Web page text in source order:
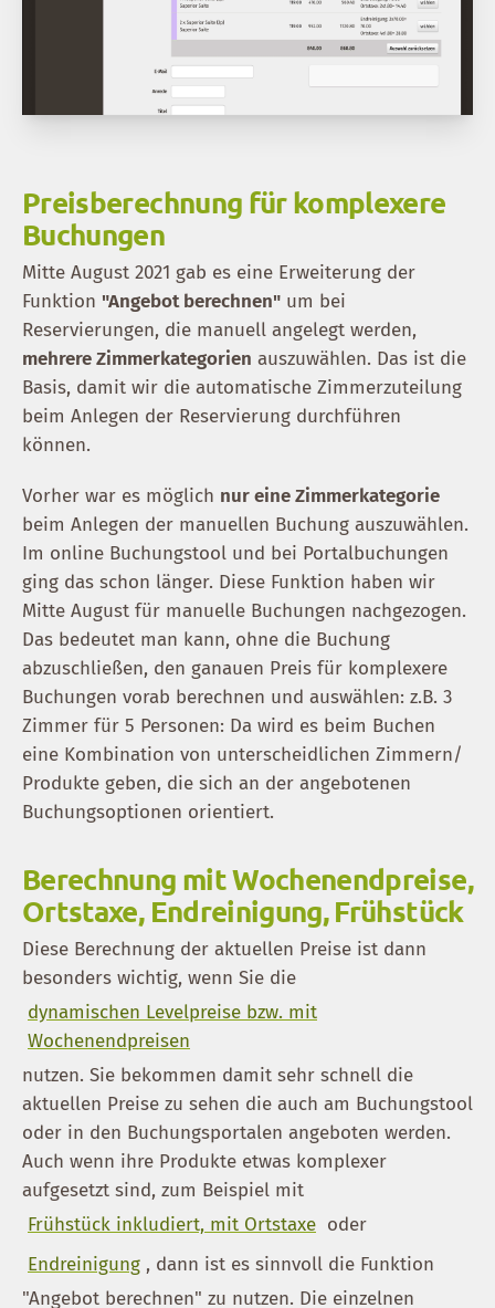
Preisberechnung für komplexere
Buchungen
Mitte August 2021 gab es eine Erweiterung der
Funktion "Angebot berechnen" um bei
Reservierungen, die manuell angelegt werden,
mehrere Zimmerkategorien auszuwählen. Das ist die
Basis, damit wir die automatische Zimmerzuteilung
beim Anlegen der Reservierung durchführen
können.
Vorher war es möglich nur eine Zimmerkategorie
beim Anlegen der manuellen Buchung auszuwählen.
Im online Buchungstool und bei Portalbuchungen
ging das schon länger. Diese Funktion haben wir
Mitte August für manuelle Buchungen nachgezogen.
Das bedeutet man kann, ohne die Buchung
abzuschließen, den ganauen Preis für komplexere
Buchungen vorab berechnen und auswählen: z.B. 3
Zimmer für 5 Personen: Da wird es beim Buchen
eine Kombination von unterscheidlichen Zimmern/
Produkte geben, die sich an der angebotenen
Buchungsoptionen orientiert.
Berechnung mit Wochenendpreise,
Ortstaxe, Endreinigung, Frühstück
Diese Berechnung der aktuellen Preise ist dann
besonders wichtig, wenn Sie die
dynamischen Levelpreise bzw. mit
Wochenendpreisen
nutzen. Sie bekommen damit sehr schnell die
aktuellen Preise zu sehen die auch am Buchungstool
oder in den Buchungsportalen angeboten werden.
Auch wenn ihre Produkte etwas komplexer
aufgesetzt sind, zum Beispiel mit
Frühstück inkludiert, mit Ortstaxe oder
Endreinigung , dann ist es sinnvoll die Funktion
"Angebot berechnen" zu nutzen. Die einzelnen